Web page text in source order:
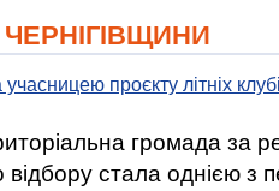
учасницею проєкту літніх
громада за
відбору стала однією